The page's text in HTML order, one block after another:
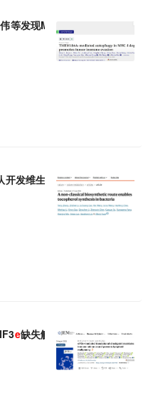
等发现MSS结直肠癌免疫治疗
发维生素 E微生物合成新路线
e缺失触发T-B正反馈环路，驱